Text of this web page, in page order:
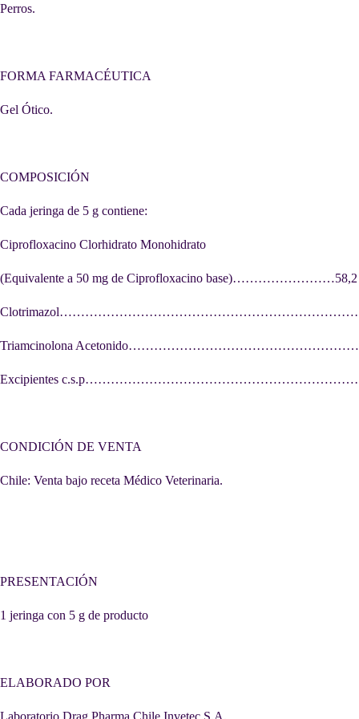
Perros.
FORMA FARMACÉUTICA
Gel Ótico.
COMPOSICIÓN
Cada jeringa de 5 g contiene:
Ciprofloxacino Clorhidrato Monohidrato
(Equivalente a 50 mg de Ciprofloxacino base)……………………58,2
Triamcinolona
Excipientes
CONDICIÓN DE VENTA
Chile: Venta bajo receta Médico Veterinaria.
PRESENTACIÓN
1 jeringa con 5 g de producto
ELABORADO POR
Laboratorio Drag Pharma Chile Invetec S.A.